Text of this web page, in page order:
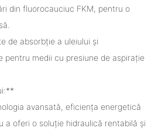
din fluorocauciuc FKM, pentru o
de absorbție a uleiului și
pentru medii cu presiune de aspirație
avansată, eficiența energetică
a oferi o soluție hidraulică rentabilă și